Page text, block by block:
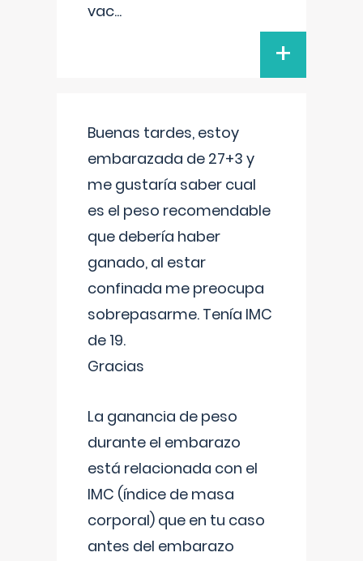
vac...
+
Buenas tardes, estoy
embarazada de 27+3 y
me gustaría saber cual
es el peso recomendable
que debería haber
ganado, al estar
confinada me preocupa
sobrepasarme. Tenía IMC
de 19.
Gracias
La ganancia de peso
durante el embarazo
está relacionada con el
IMC (índice de masa
corporal) que en tu caso
antes del embarazo